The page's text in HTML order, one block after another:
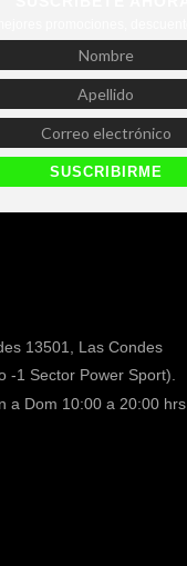
13501, Las Condes
-1 Sector Power Sport).
a Dom 10:00 a 20:00 hrs.